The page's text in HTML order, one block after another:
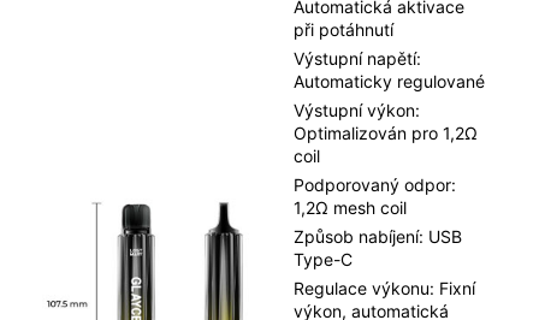
Automatická aktivace
při potáhnutí
Výstupní napětí:
Automaticky regulované
Výstupní výkon:
Optimalizován pro 1,2Ω
coil
Podporovaný odpor:
1,2Ω mesh coil
Způsob nabíjení: USB
Type-C
Regulace výkonu: Fixní
výkon, automatická